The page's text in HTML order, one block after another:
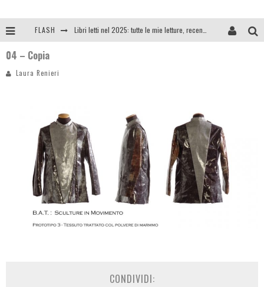
FLASH
04 – Copia
Laura Renieri
CONDIVIDI: